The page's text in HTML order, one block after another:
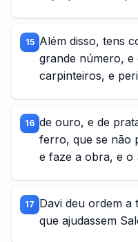
15 Além disso, tens
grande número, e
carpinteiros, e
16 de ouro, e de
ferro, que se não
e faze a obra, e o
17 Davi deu ordem a
que ajudassem